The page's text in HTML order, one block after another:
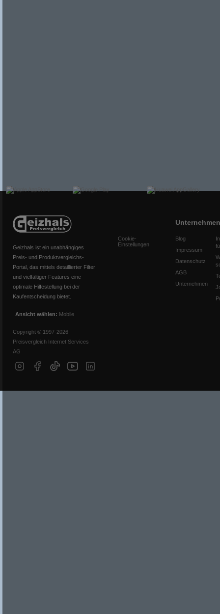
Geizhals ist ein unabhängiges
Preis- und Produktvergleichs-
Portal, das mittels detaillierter Filter
und vielfältiger Features eine
optimale Hilfestellung bei der
Kaufentscheidung bietet.
Ansicht wählen: Mobile
Copyright © 1997-2026
Preisvergleich Internet Services
AG
Cookie-
Einstellungen
Unternehmen
Blog
Impressum
Datenschutz
AGB
Unternehmen